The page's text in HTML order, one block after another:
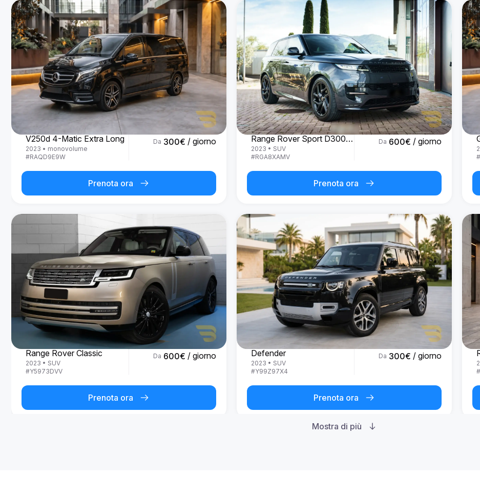
Mercedes Benz
V250d 4-Matic Extra Long
2023 • monovolume
#RAQD9E9W
Da 300€ / giorno
Prenota ora
Land Rover
Range Rover Sport D300 R-Dynamic SE
2023 • SUV
#RGA8XAMV
Da 600€ / giorno
Prenota ora
#
Land Rover
Range Rover Classic
2023 • SUV
#Y5973DVV
Da 600€ / giorno
Prenota ora
Land Rover
Defender
2023 • SUV
#Y99Z97X4
Da 300€ / giorno
Prenota ora
#
Mostra di più